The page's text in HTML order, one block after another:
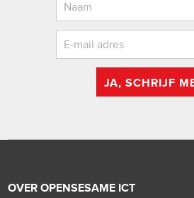
JA, SCHRIJF
OVER OPENSESAME ICT